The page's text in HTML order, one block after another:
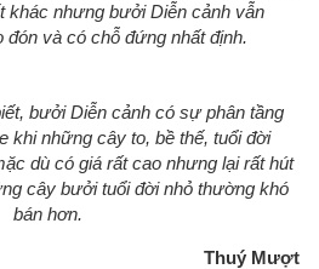
khác nhưng bưởi Diễn cảnh vẫn
và có chỗ đứng nhất định.
bưởi Diễn cảnh có sự phân tầng
khi những cây to, bề thế, tuổi đời
dù có giá rất cao nhưng lại rất hút
cây bưởi tuổi đời nhỏ thường khó
bán hơn.
Thuý Mượt